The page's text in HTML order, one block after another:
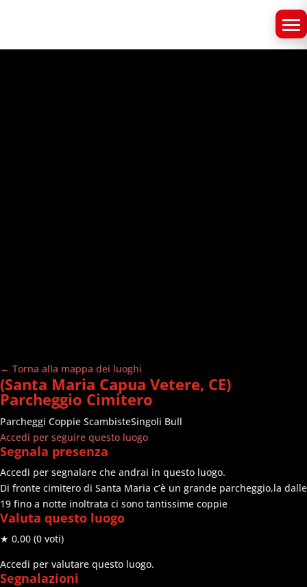
← Torna alla mappa dei luoghi
(Santa Maria Capua Vetere, CE)
Parcheggio Cimitero
Parcheggi Coppie ScambisteSingoli Bull
Accedi per seguire questo luogo
Segnala presenza
Accedi per segnalare che andrai in questo luogo.
Di fronte cimitero di Santa Maria c’è un grande parcheggio,la dalle
19 fino a notte inoltrata ci sono tantissime coppie
Valuta questo luogo
★ 0,00 (0 voti)
Accedi per valutare questo luogo.
Segnalazioni